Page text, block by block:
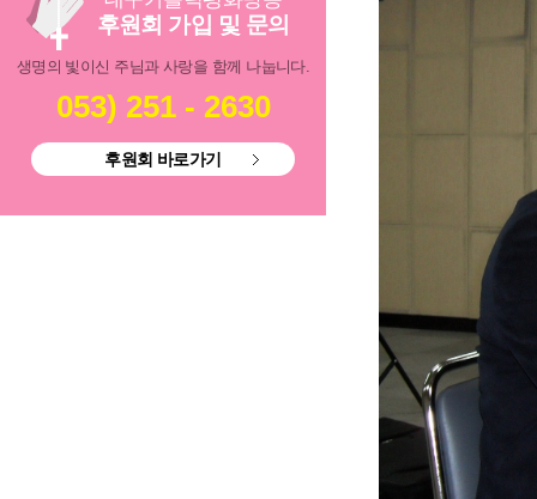
후원회 가입 및 문의
생명의 빛이신 주님과 사랑을 함께 나눕니다.
053) 251 - 2630
후원회 바로가기